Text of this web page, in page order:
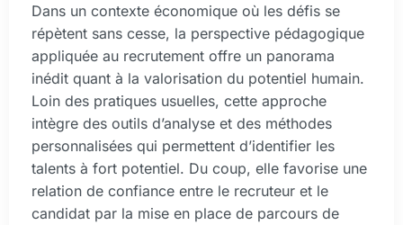
Dans un contexte économique où les défis se
répètent sans cesse, la perspective pédagogique
appliquée au recrutement offre un panorama
inédit quant à la valorisation du potentiel humain.
Loin des pratiques usuelles, cette approche
intègre des outils d’analyse et des méthodes
personnalisées qui permettent d’identifier les
talents à fort potentiel. Du coup, elle favorise une
relation de confiance entre le recruteur et le
candidat par la mise en place de parcours de